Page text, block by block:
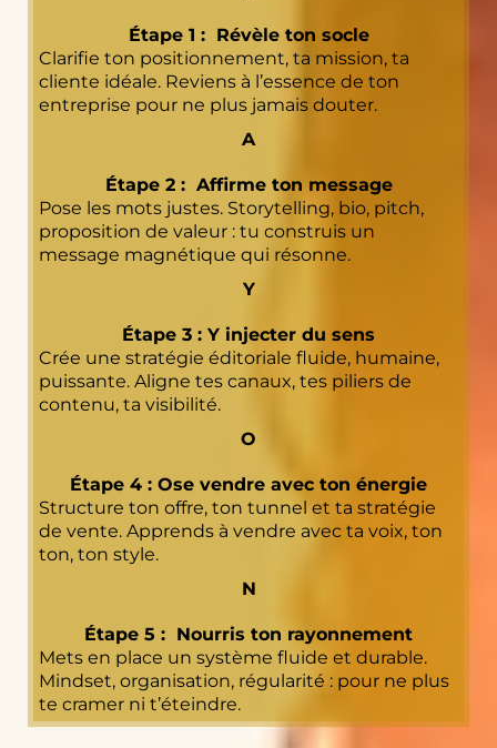
Étape 1 : Révèle ton socle
Clarifie ton positionnement, ta mission, ta
cliente idéale. Reviens à l’essence de ton
entreprise pour ne plus jamais douter.
A
Étape 2 : Affirme ton message
Pose les mots justes. Storytelling, bio, pitch,
proposition de valeur : tu construis un
message magnétique qui résonne.
Y
Étape 3 : Y injecter du sens
Crée une stratégie éditoriale fluide, humaine,
puissante. Aligne tes canaux, tes piliers de
contenu, ta visibilité.
O
Étape 4 : Ose vendre avec ton énergie
Structure ton offre, ton tunnel et ta stratégie
de vente. Apprends à vendre avec ta voix, ton
ton, ton style.
N
Étape 5 : Nourris ton rayonnement
Mets en place un système fluide et durable.
Mindset, organisation, régularité : pour ne plus
te cramer ni t’éteindre.